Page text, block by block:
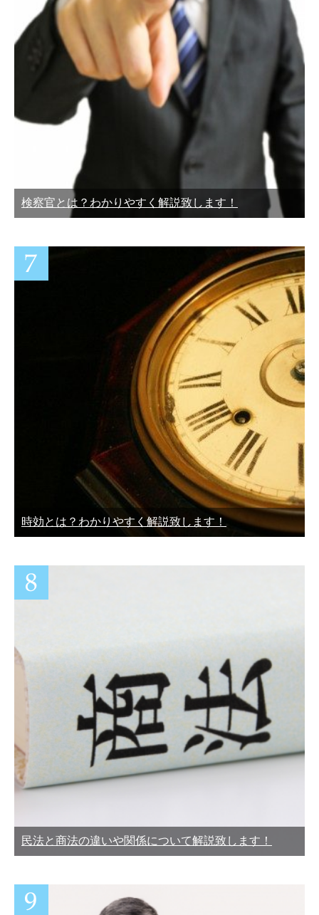
検察官とは？わかりやすく解説致します！
時効とは？わかりやすく解説致します！
民法と商法の違いや関係について解説致します！